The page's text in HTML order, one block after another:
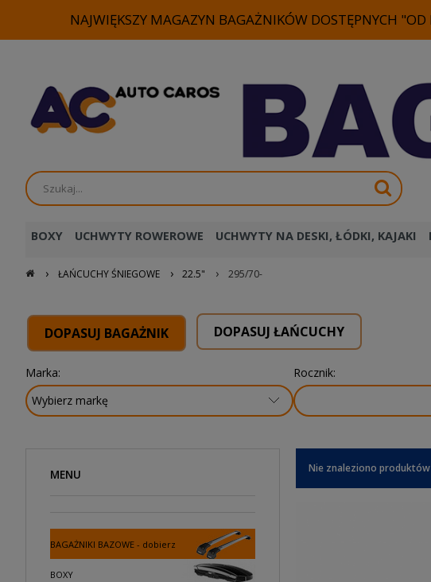
NAJWIĘKSZY MAGAZYN BAGAŻNIKÓW DOSTĘPNYCH "OD
BOXY UCHWYTY ROWEROWE UCHWYTY NA DESKI, ŁÓDKI, KAJAKI
› ŁAŃCUCHY ŚNIEGOWE › 22.5" › 295/70-
DOPASUJ BAGAŻNIK DOPASUJ ŁAŃCUCHY
Marka: Rocznik:
MENU
BAGAŻNIKI BAZOWE - dobierz
BOXY
Nie znaleziono produktów